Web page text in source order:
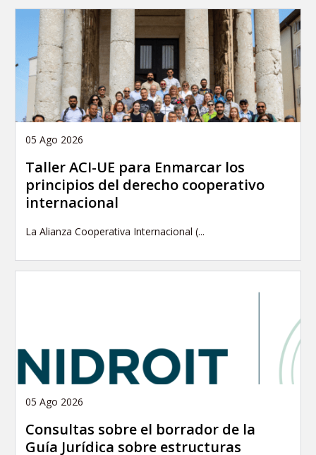
05 Ago 2026
Taller ACI-UE para Enmarcar los
principios del derecho cooperativo
internacional
La Alianza Cooperativa Internacional (...
05 Ago 2026
Consultas sobre el borrador de la
Guía Jurídica sobre estructuras